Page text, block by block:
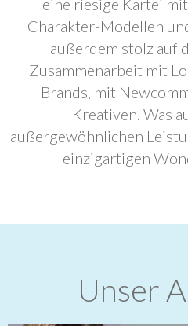
Charakter-Modellen
außerdem stolz auf
Zusammenarbeit mit
Brands, mit
Kreativen. Was
außergewöhnlichen
einzigartigen
Unser